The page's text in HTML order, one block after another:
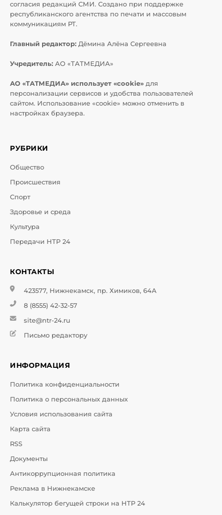
согласия редакций СМИ. Создано при поддержке
республиканского агентства по печати и массовым
коммуникациям РТ.
Главный редактор: Дёмина Алёна Сергеевна
Учредитель: АО «ТАТМЕДИА»
АО «ТАТМЕДИА» использует «cookie» для
персонализации сервисов и удобства пользователей
сайтом. Использование «cookie» можно отменить в
настройках браузера.
РУБРИКИ
Общество
Происшествия
Спорт
Здоровье и среда
Культура
Передачи НТР 24
КОНТАКТЫ
423577, Нижнекамск, пр. Химиков, 64А
8 (8555) 42-32-57
site@ntr-24.ru
Письмо редактору
ИНФОРМАЦИЯ
Политика конфиденциальности
Политика о персональных данных
Условия использования сайта
Карта сайта
RSS
Документы
Антикоррупционная политика
Реклама в Нижнекамске
Калькулятор бегущей строки на НТР 24